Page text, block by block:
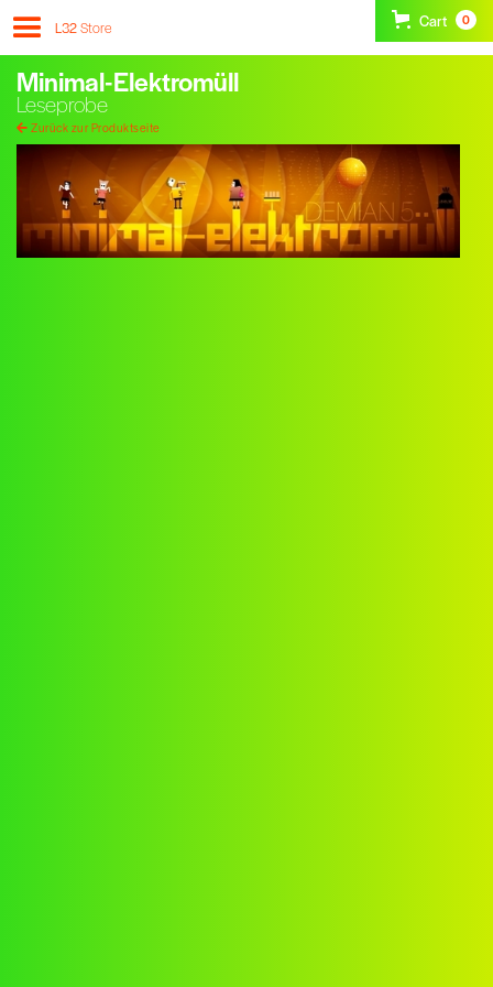
Cart 0
L32Store
Minimal-Elektromüll
Leseprobe
 Zurück zur Produktseite